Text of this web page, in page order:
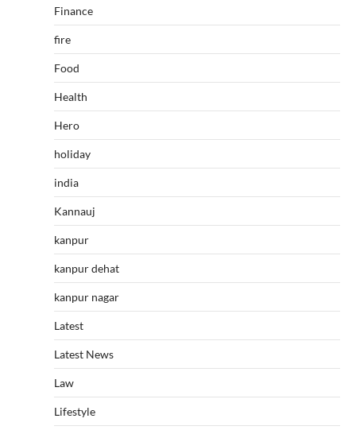
Finance
fire
Food
Health
Hero
holiday
india
Kannauj
kanpur
kanpur dehat
kanpur nagar
Latest
Latest News
Law
Lifestyle